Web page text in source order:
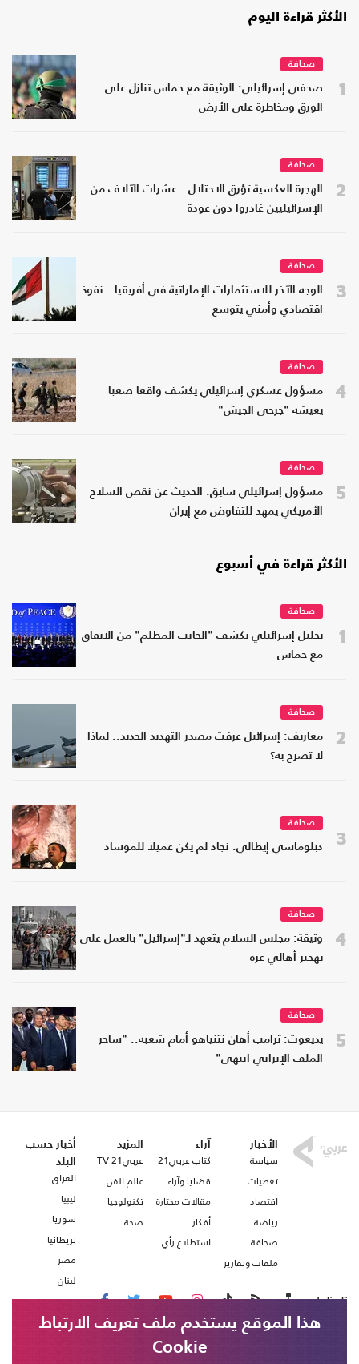
الأكثر قراءة اليوم
1
صحافة
صحفي إسرائيلي: الوثيقة مع حماس تنازل على
الورق ومخاطرة على الأرض
2
صحافة
الهجرة العكسية تؤرق الاحتلال.. عشرات الآلاف من
الإسرائيليين غادروا دون عودة
3
صحافة
الوجه الآخر للاستثمارات الإماراتية في أفريقيا.. نفوذ
اقتصادي وأمني يتوسع
4
صحافة
مسؤول عسكري إسرائيلي يكشف واقعا صعبا
يعيشه "جرحى الجيش"
5
صحافة
مسؤول إسرائيلي سابق: الحديث عن نقص السلاح
الأمريكي يمهد للتفاوض مع إيران
الأكثر قراءة في أسبوع
1
صحافة
تحليل إسرائيلي يكشف "الجانب المظلم" من الاتفاق
مع حماس
2
صحافة
معاريف: إسرائيل عرفت مصدر التهديد الجديد.. لماذا
لا تصرح به؟
3
صحافة
دبلوماسي إيطالي: نجاد لم يكن عميلا للموساد
4
صحافة
وثيقة: مجلس السلام يتعهد لـ"إسرائيل" بالعمل على
تهجير أهالي غزة
5
صحافة
يديعوت: ترامب أهان نتنياهو أمام شعبه.. "ساحر
الملف الإيراني انتهى"
الأخبار
سياسة
تغطيات
اقتصاد
رياضة
صحافة
ملفات وتقارير
آراء
كتاب عربي21
قضايا وآراء
مقالات مختارة
أفكار
استطلاع رأي
المزيد
عربي21 TV
عالم الفن
تكنولوجيا
صحة
أخبار حسب
البلد
العراق
ليبيا
سوريا
بريطانيا
مصر
لبنان
تابعنا على
هذا الموقع يستخدم ملف تعريف الارتباط
Cookie